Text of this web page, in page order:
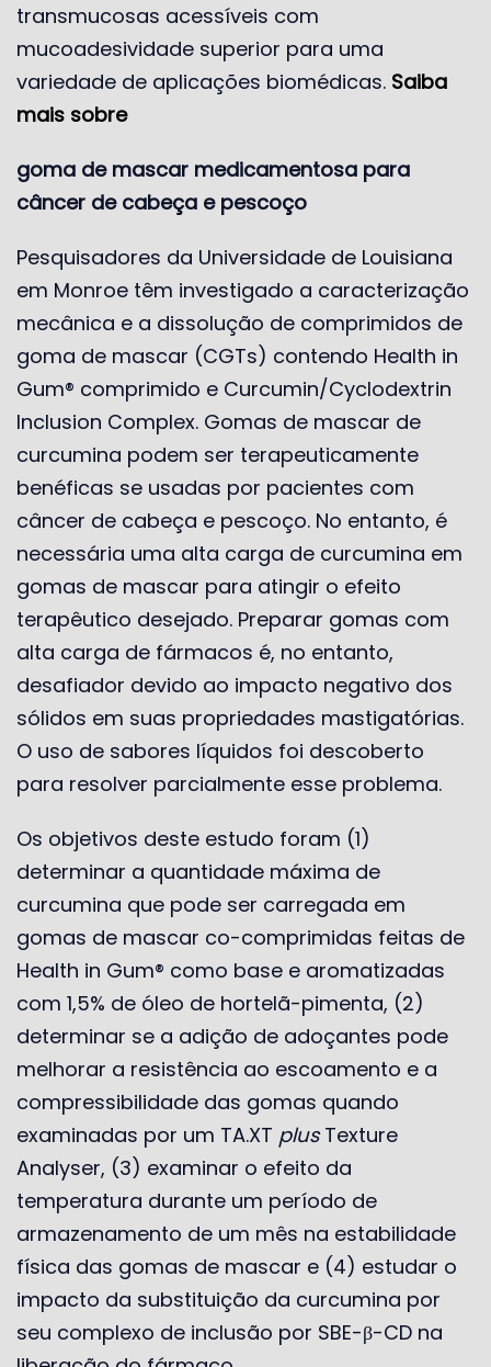
transmucosas acessíveis com
mucoadesividade superior para uma
variedade de aplicações biomédicas. Saiba
mais sobre
goma de mascar medicamentosa para
câncer de cabeça e pescoço
Pesquisadores da Universidade de Louisiana
em Monroe têm investigado a caracterização
mecânica e a dissolução de comprimidos de
goma de mascar (CGTs) contendo Health in
Gum® comprimido e Curcumin/Cyclodextrin
Inclusion Complex. Gomas de mascar de
curcumina podem ser terapeuticamente
benéficas se usadas por pacientes com
câncer de cabeça e pescoço. No entanto, é
necessária uma alta carga de curcumina em
gomas de mascar para atingir o efeito
terapêutico desejado. Preparar gomas com
alta carga de fármacos é, no entanto,
desafiador devido ao impacto negativo dos
sólidos em suas propriedades mastigatórias.
O uso de sabores líquidos foi descoberto
para resolver parcialmente esse problema.
Os objetivos deste estudo foram (1)
determinar a quantidade máxima de
curcumina que pode ser carregada em
gomas de mascar co-comprimidas feitas de
Health in Gum® como base e aromatizadas
com 1,5% de óleo de hortelã-pimenta, (2)
determinar se a adição de adoçantes pode
melhorar a resistência ao escoamento e a
compressibilidade das gomas quando
examinadas por um TA.XT plusTexture
Analyser, (3) examinar o efeito da
temperatura durante um período de
armazenamento de um mês na estabilidade
física das gomas de mascar e (4) estudar o
impacto da substituição da curcumina por
seu complexo de inclusão por SBE-β-CD na